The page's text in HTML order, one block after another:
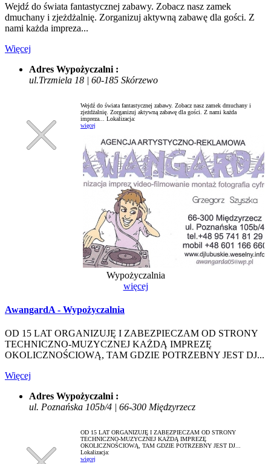
Wejdź do świata fantastycznej zabawy. Zobacz nasz zamek
dmuchany i zjeżdżalnię. Zorganizuj aktywną zabawę dla gości. Z
nami każda impreza...
Więcej
Adres Wypożyczalni :
ul.Trzmiela 18 | 60-185 Skórzewo
Wejdź do świata fantastycznej zabawy. Zobacz nasz zamek dmuchany i
zjeżdżalnię. Zorganizuj aktywną zabawę dla gości. Z nami każda
impreza... Lokalizacja:
więcej
Wypożyczalnia
więcej
AwangardA - Wypożyczalnia
OD 15 LAT ORGANIZUJĘ I ZABEZPIECZAM OD STRONY
TECHNICZNO-MUZYCZNEJ KAŻDĄ IMPREZĘ
OKOLICZNOŚCIOWĄ, TAM GDZIE POTRZEBNY JEST DJ...
Więcej
Adres Wypożyczalni :
ul. Poznańska 105b/4 | 66-300 Międzyrzecz
OD 15 LAT ORGANIZUJĘ I ZABEZPIECZAM OD STRONY
TECHNICZNO-MUZYCZNEJ KAŻDĄ IMPREZĘ
OKOLICZNOŚCIOWĄ, TAM GDZIE POTRZEBNY JEST DJ...
Lokalizacja:
więcej